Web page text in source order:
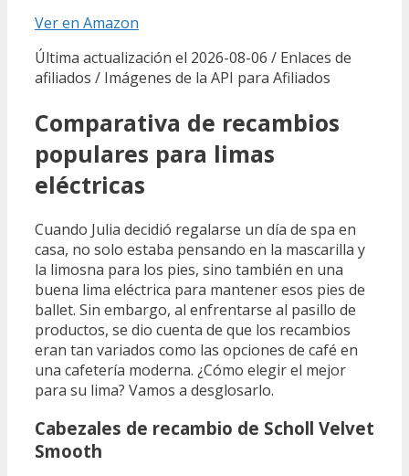
Ver en Amazon
Última actualización el 2026-08-06 / Enlaces de
afiliados / Imágenes de la API para Afiliados
Comparativa de recambios
populares para limas
eléctricas
Cuando Julia decidió regalarse un día de spa en
casa, no solo estaba pensando en la mascarilla y
la limosna para los pies, sino también en una
buena lima eléctrica para mantener esos pies de
ballet. Sin embargo, al enfrentarse al pasillo de
productos, se dio cuenta de que los recambios
eran tan variados como las opciones de café en
una cafetería moderna. ¿Cómo elegir el mejor
para su lima? Vamos a desglosarlo.
Cabezales de recambio de Scholl Velvet
Smooth